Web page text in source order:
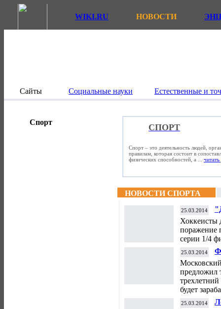
WIKI.RU НОВОСТИ
Сайты Социальные науки Естественные и
Спорт
СПОРТ
Спорт – это деятельность людей,
правилам, которая состоит в
физических способностей, а ... читать
НОВОСТИ СПОРТА
25.03.2014
Хоккеисты
поражение
серии 1/4
25.03.2014
предложил
будет
25.03.2014